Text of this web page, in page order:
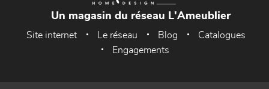
Un magasin du réseau L'Ameublier
Site internet Le réseau Blog
Catalogues
Engagements